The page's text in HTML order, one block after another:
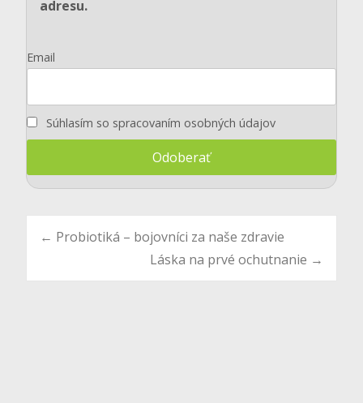
adresu.
Email
Súhlasím so spracovaním osobných údajov
Post
← Probiotiká – bojovníci za naše zdravie
Láska na prvé ochutnanie →